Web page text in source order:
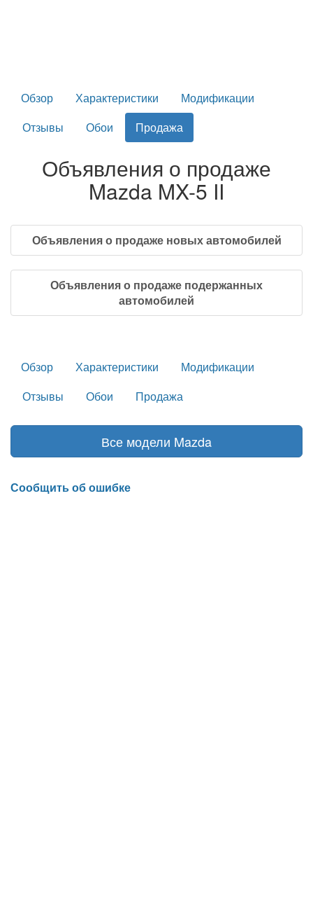
Обзор Характеристики
Модификации
Отзывы
Обои Продажа
Объявления о продаже
Mazda MX-5 II
Объявления о продаже новых автомобилей
Объявления о продаже подержанных
автомобилей
Обзор Характеристики
Модификации
Отзывы
Обои Продажа
Все модели Mazda
Сообщить об ошибке